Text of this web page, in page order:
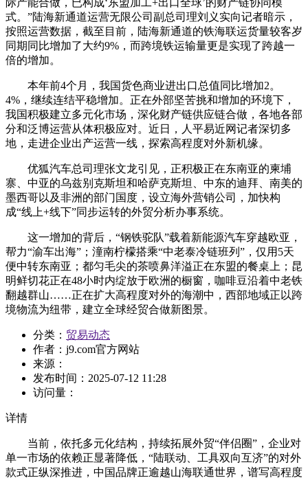
际产能合做，已构成‘东盟加工+出口全球’的财产链协同模
式。”陆海新通道运营无限公司副总司理刘义实向记者暗示，
按照运营数据，截至目前，陆海新通道的铁海联运货量较客岁
同期同比增加了大约9%，而跨境铁运输量更是实现了跨越一
倍的增加。
本年前4个月，我国货色商业进出口总值同比增加2。
4%，继续连结平稳增加。正在外部坚苦挑和增加的环境下，
我国积极建立多元化市场，深化财产链供应链合做，各地各部
分和泛博运营从体积极应对。近日，人平易近网记者深切多
地，走进企业出产运营一线，探索高程度对外新机缘。
优狐汽车总司理张文龙引见，正积极正在东南亚的柬埔
寨、中亚的乌兹别克斯坦和哈萨克斯坦、中东的迪拜、南美的
墨西哥以及非洲的部门国度，设立海外营销公司，加快构
成“线上+线下”同步运转的外贸分析办事系统。
这一增加的背后，“钢铁驼队”载着新能源汽车穿越欧亚，
帮力“渝车出海”；潼南柠檬搭乘“中老泰冷链班列”，仅用5天
便中转东南亚；都匀毛尖的茶喷鼻洋溢正在东盟的餐桌上；昆
明鲜切花正在48小时内绽放于欧洲的橱窗，咖啡豆沿着中老铁
翻越群山……正在扩大高程度对外的海潮中，西部地域正以跨
境物流为纽带，建立全球经贸合做新图景。
分类： 贸易动态
作者： j9.com官方网站
来源：
发布时间： 2025-07-12 11:28
访问量：
详情
当前，依托多元化结构，持续拓展外贸“伴侣圈”，企业对
单一市场的依赖正显著降低，“陆联动、工具双向互济”的对外
款式正纵深推进，中国品牌正逾越山海联通世界，谱写高程度